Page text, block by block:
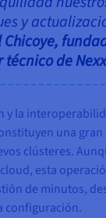
y
de
y la
una gran
clústeres.
esta
de minutos,
configuración.